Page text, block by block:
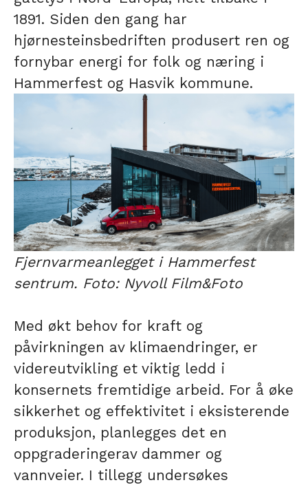
1891. Siden den gang har
hjørnesteinsbedriften produsert ren og
fornybar energi for folk og næring i
Hammerfest og Hasvik kommune.
Fjernvarmeanlegget i Hammerfest
sentrum. Foto: Nyvoll Film&Foto
Med økt behov for kraft og
påvirkningen av klimaendringer, er
videreutvikling et viktig ledd i
konsernets fremtidige arbeid. For å øke
sikkerhet og effektivitet i eksisterende
produksjon, planlegges det en
oppgraderingerav dammer og
vannveier. I tillegg undersøkes